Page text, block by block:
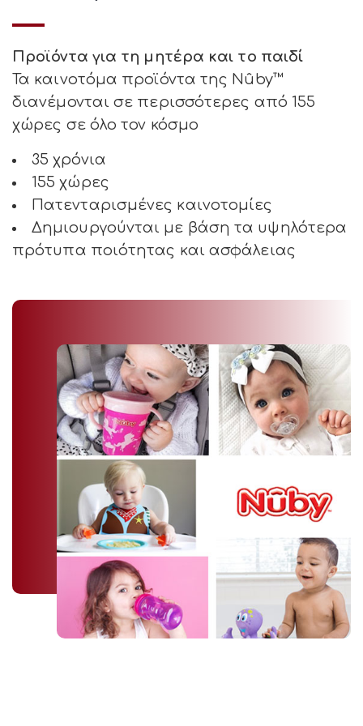
Προϊόντα για τη μητέρα και το παιδί
Τα καινοτόμα προϊόντα της Nûby™
διανέμονται σε περισσότερες από 155
χώρες σε όλο τον κόσμο
35 χρόνια
155 χώρες
Πατενταρισμένες καινοτομίες
Δημιουργούνται με βάση τα υψηλότερα
πρότυπα ποιότητας και ασφάλειας